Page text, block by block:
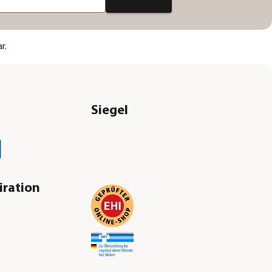
Siegel